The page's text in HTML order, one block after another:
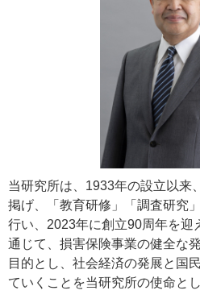
当研究所は、1933年の設立以来
掲げ、「教育研修」「調査研究
行い、2023年に創立90周年を迎
通じて、損害保険事業の健全な
目的とし、社会経済の発展と国
ていくことを当研究所の使命と